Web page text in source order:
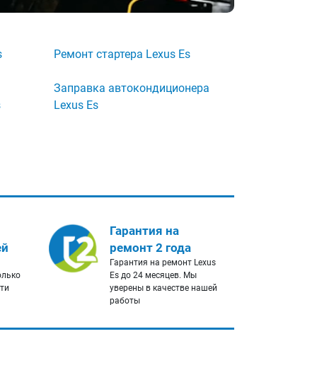
Ремонт стартера Lexus Es
Заправка автокондиционера
Lexus Es
Гарантия на
ремонт 2 года
Гарантия на ремонт Lexus
Es до 24 месяцев. Мы
уверены в качестве нашей
работы